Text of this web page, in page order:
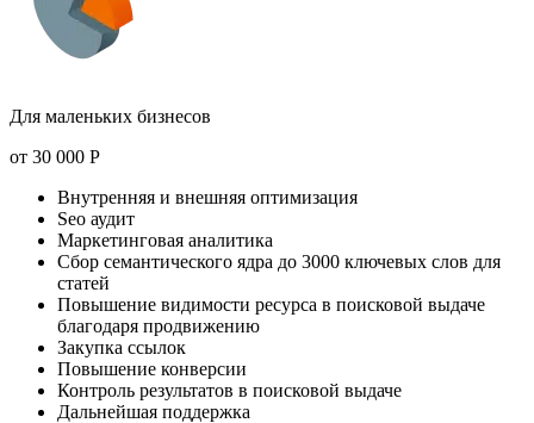
Для маленьких бизнесов
от 30 000 Р
Внутренняя и внешняя оптимизация
Seo аудит
Маркетинговая аналитика
Сбор семантического ядра до 3000 ключевых слов для
статей
Повышение видимости ресурса в поисковой выдаче
благодаря продвижению
Закупка ссылок
Повышение конверсии
Контроль результатов в поисковой выдаче
Дальнейшая поддержка